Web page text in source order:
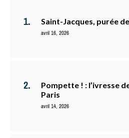
Saint-Jacques, purée
avril 16, 2026
Pompette ! : l’ivresse
Paris
avril 14, 2026